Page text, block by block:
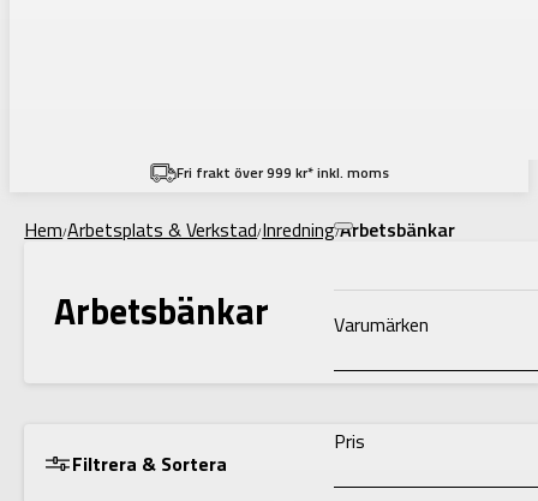
Fri frakt över 999 kr* inkl. moms
Hem/Arbetsplats & Verkstad/Inredning/Arbetsbänkar
Arbetsbänkar
Filtrera & Sortera
Filtering
Varumärken
Pris